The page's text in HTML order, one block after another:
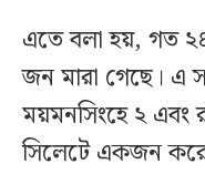
এতে বলা হয়, গত
জন মারা গেছে। এ
ময়মনসিংহে ২ এবং
সিলেটে একজন করে